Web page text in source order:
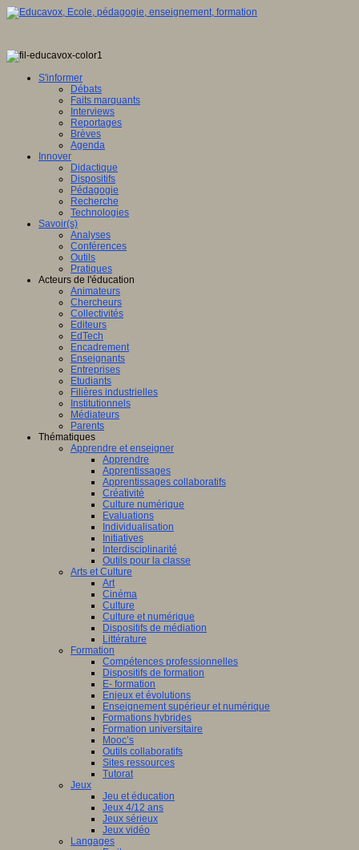
S'informer
Débats
Faits marquants
Interviews
Reportages
Brèves
Agenda
Innover
Didactique
Dispositifs
Pédagogie
Recherche
Technologies
Savoir(s)
Analyses
Conférences
Outils
Pratiques
Acteurs de l'éducation
Animateurs
Chercheurs
Collectivités
Editeurs
EdTech
Encadrement
Enseignants
Entreprises
Etudiants
Filières industrielles
Institutionnels
Médiateurs
Parents
Thématiques
Apprendre et enseigner
Apprendre
Apprentissages
Apprentissages collaboratifs
Créativité
Culture numérique
Evaluations
Individualisation
Initiatives
Interdisciplinarité
Outils pour la classe
Arts et Culture
Art
Cinéma
Culture
Culture et numérique
Dispositifs de médiation
Littérature
Formation
Compétences professionnelles
Dispositifs de formation
E- formation
Enjeux et évolutions
Enseignement supérieur et numérique
Formations hybrides
Formation universitaire
Mooc’s
Outils collaboratifs
Sites ressources
Tutorat
Jeux
Jeu et éducation
Jeux 4/12 ans
Jeux sérieux
Jeux vidéo
Langages